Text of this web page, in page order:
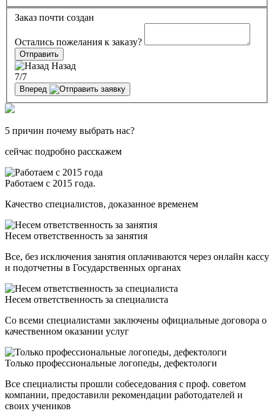
Заказ почти создан
Остались пожелания к заказу?
Отправить
Назад
7/7
Вперед
5 причин почему выбрать нас?
сейчас подробно расскажем
Работаем с 2015 года.
Качество специалистов, доказанное временем
Несем ответственность за занятия
Все, без исключения занятия оплачиваются через онлайн кассу
и подотчетны в Государственных органах
Несем ответственность за специалиста
Со всеми специалистами заключены официальные договора о
качественном оказании услуг
Только профессиональные логопеды, дефектологи
Все специалисты прошли собеседования с проф. советом
компании, предоставили рекомендации работодателей и
своих учеников